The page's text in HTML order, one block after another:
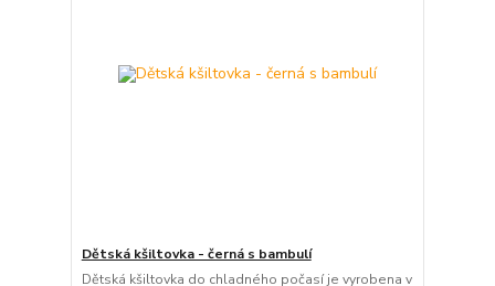
Dětská kšiltovka - černá s bambulí
Dětská kšiltovka do chladného počasí je vyrobena v